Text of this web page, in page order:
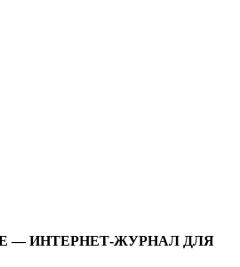
— ИНТЕРНЕТ-ЖУРНАЛ ДЛЯ